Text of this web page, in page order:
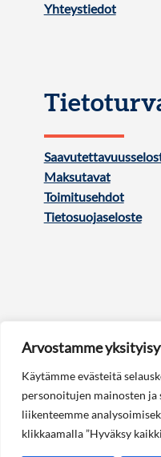
Arvostamme
Käytämme evästeitä
personoitujen mainosten
liikenteemme
klikkaamalla ”Hyväksy
Yhteystiedot
Maksutavat
Toimitusehdot
Tietosuojaseloste